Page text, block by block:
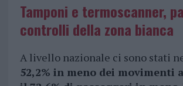
Tamponi e termoscanner,
controlli della zona bianca
A livello nazionale ci sono stati
52,2% in meno dei movimenti